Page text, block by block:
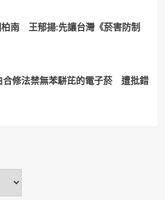
南 王郁揚:先讓台灣《菸害防制
合修法禁無苯駢芘的電子菸 遭批錯